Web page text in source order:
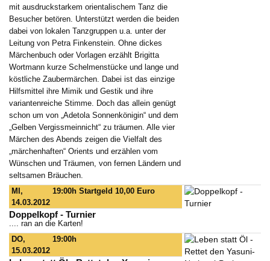
mit ausdruckstarkem orientalischem Tanz die
Besucher betören. Unterstützt werden die beiden
dabei von lokalen Tanzgruppen u.a. unter der
Leitung von Petra Finkenstein. Ohne dickes
Märchenbuch oder Vorlagen erzählt Brigitta
Wortmann kurze Schelmenstücke und lange und
köstliche Zaubermärchen. Dabei ist das einzige
Hilfsmittel ihre Mimik und Gestik und ihre
variantenreiche Stimme. Doch das allein genügt
schon um von „Adetola Sonnenkönigin“ und dem
„Gelben Vergissmeinnicht“ zu träumen. Alle vier
Märchen des Abends zeigen die Vielfalt des
„märchenhaften“ Orients und erzählen vom
Wünschen und Träumen, von fernen Ländern und
seltsamen Bräuchen.
MI,
14.03.2012
19:00h Startgeld 10,00 Euro
Doppelkopf - Turnier
.... ran an die Karten!
DO,
15.03.2012
19:00h